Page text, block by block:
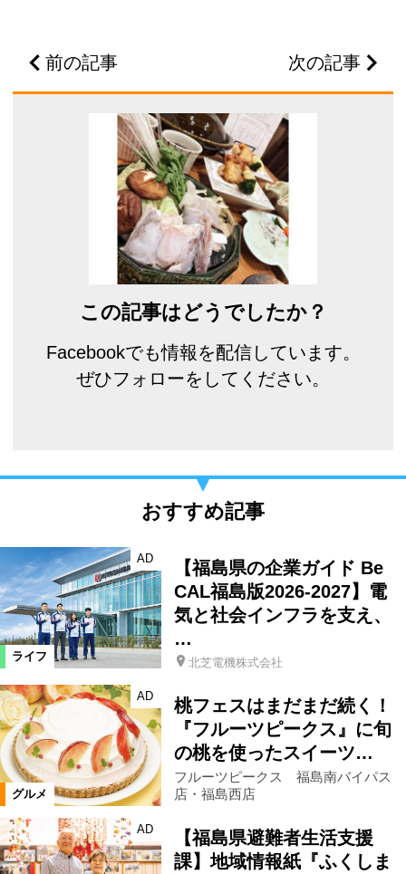
前の記事 次の記事
この記事はどうでしたか？
Facebookでも情報を配信しています。
ぜひフォローをしてください。
おすすめ記事
ライフ
AD
【福島県の企業ガイド Be
CAL福島版2026-2027】電
気と社会インフラを支え、
…
北芝電機株式会社
グルメ
AD
桃フェスはまだまだ続く！
『フルーツピークス』に旬
の桃を使ったスイーツ…
フルーツピークス 福島南バイパス
店・福島西店
AD
【福島県避難者生活支援
課】地域情報紙『ふくしま